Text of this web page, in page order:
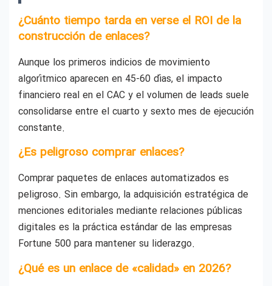
¿Cuánto tiempo tarda en verse el ROI de la
construcción de enlaces?
Aunque los primeros indicios de movimiento
algorítmico aparecen en 45-60 días, el impacto
financiero real en el CAC y el volumen de leads suele
consolidarse entre el cuarto y sexto mes de ejecución
constante.
¿Es peligroso comprar enlaces?
Comprar paquetes de enlaces automatizados es
peligroso. Sin embargo, la adquisición estratégica de
menciones editoriales mediante relaciones públicas
digitales es la práctica estándar de las empresas
Fortune 500 para mantener su liderazgo.
¿Qué es un enlace de «calidad» en 2026?